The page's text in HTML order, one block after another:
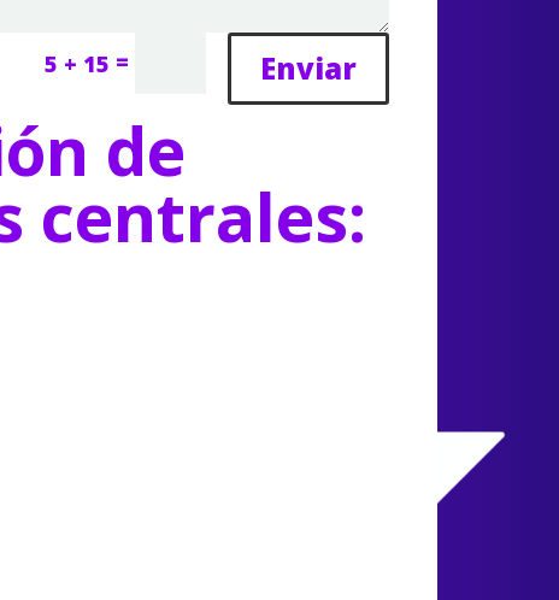
5 + 15 = Enviar
de
centrales: